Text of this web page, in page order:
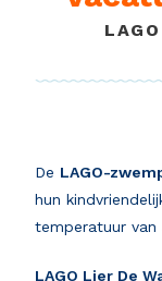
De LAGO-
hun
temperatuur
LAGO Lier De